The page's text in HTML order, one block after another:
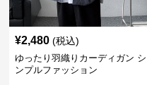
¥2,480 (税込)
ゆったり羽織りカーディガン シ
ンプルファッション